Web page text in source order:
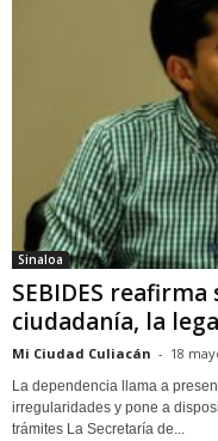
Sinaloa
SEBIDES
ciudadanía, la
Mi Ciudad Culiacán - 18
La dependencia llama a
irregularidades y pone a
trámites La Secretaría de...